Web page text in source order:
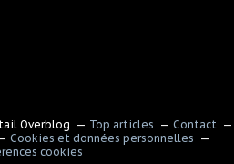
Overblog Top articles
Contact
Cookies et données personnelles
cookies